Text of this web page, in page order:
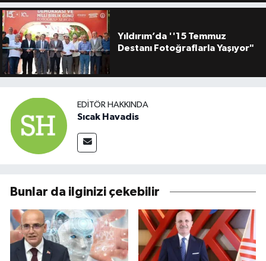
Yıldırım’da ''15 Temmuz
Destanı Fotoğraflarla Yaşıyor"
EDITÖR HAKKINDA
Sıcak Havadis
Bunlar da ilginizi çekebilir